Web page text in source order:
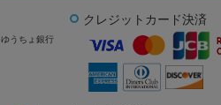
ゆうちょ銀行
クレジットカード決済